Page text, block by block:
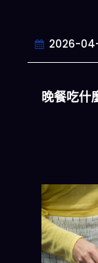
2026-
晚餐吃什